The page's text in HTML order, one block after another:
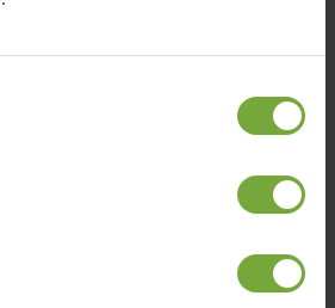
Émission moyenne d'énergie verte
pour la production de ce produit